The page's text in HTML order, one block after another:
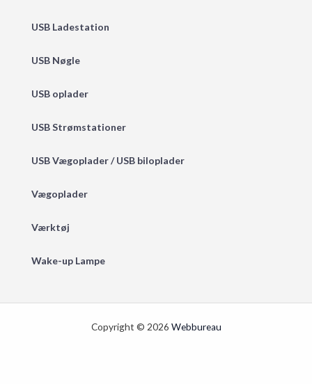
USB Ladestation
USB Nøgle
USB oplader
USB Strømstationer
USB Vægoplader / USB biloplader
Vægoplader
Værktøj
Wake-up Lampe
Copyright © 2026 Webbureau